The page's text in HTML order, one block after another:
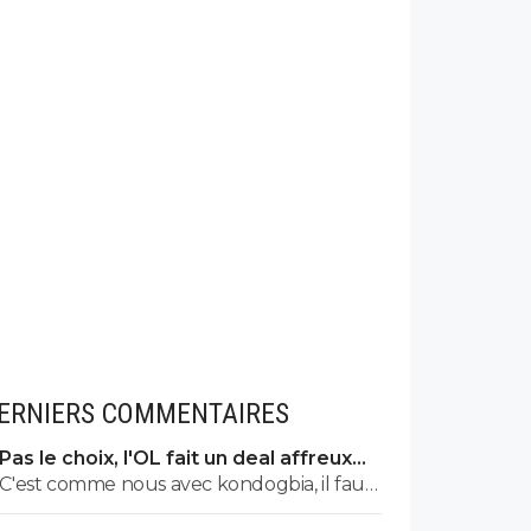
COMMENTAIRES
Pas le choix, l'OL fait un deal affreux
avec Getafe
C'est comme nous avec kondogbia, il faut
donner de l'argent pour qu'il s'en aille 😂